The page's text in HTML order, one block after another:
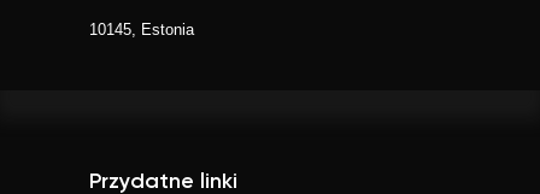
10145, Estonia
Przydatne linki